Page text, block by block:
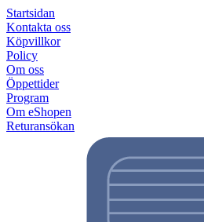
Startsidan
Kontakta oss
Köpvillkor
Policy
Om oss
Öppettider
Program
Om eShopen
Returansökan